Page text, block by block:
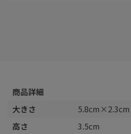
商品詳細
大きさ
5.8cm×2.3cm
高さ
3.5cm